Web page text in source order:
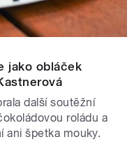
jako obláček
další soutěžní
roládu a
ani špetka mouky.